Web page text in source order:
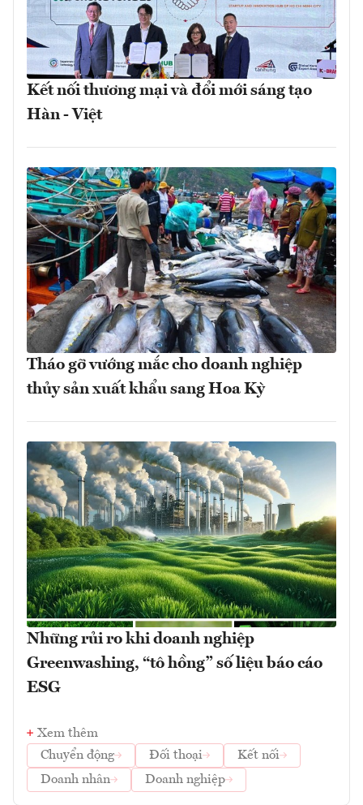
Kết nối thương mại và đổi mới sáng tạo
Hàn - Việt
Tháo gỡ vướng mắc cho doanh nghiệp
thủy sản xuất khẩu sang Hoa Kỳ
Những rủi ro khi doanh nghiệp
Greenwashing, “tô hồng” số liệu báo cáo
ESG
Xem thêm
Chuyển động
Đối thoại
Kết nối
Doanh nhân
Doanh nghiệp